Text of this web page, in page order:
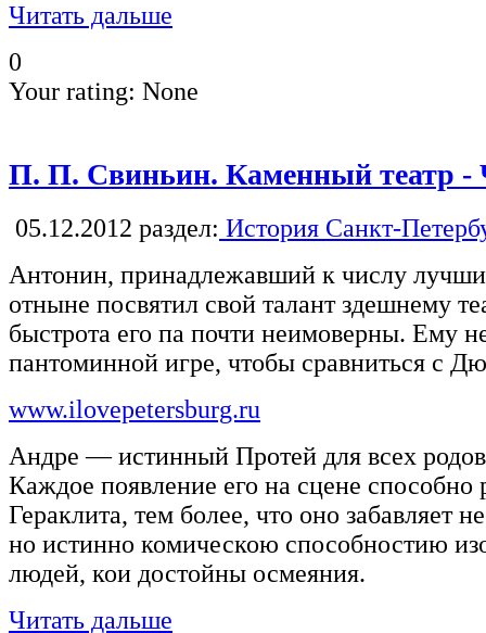
Читать дальше
0
Your rating: None
П. П. Свиньин. Каменный театр -
05.12.2012 раздел: История Санкт-
Антонин, принадлежавший к числу
отныне посвятил свой талант здешнему
быстрота его па почти неимоверны. Ему
пантоминной игре, чтобы сравниться с
www.ilovepetersburg.ru
Андре — истинный Протей для всех
Каждое появление его на сцене способно
Гераклита, тем более, что оно забавляет
но истинно комическою способностию
людей, кои достойны осмеяния.
Читать дальше